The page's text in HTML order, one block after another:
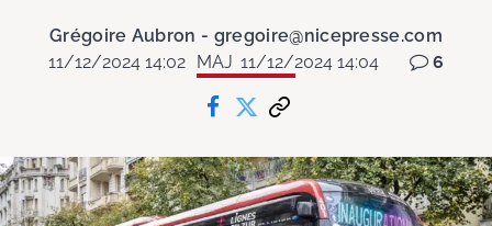
Grégoire Aubron - gregoire@nicepresse.com
11/12/2024 14:02
MAJ 11/12/2024 14:04 6